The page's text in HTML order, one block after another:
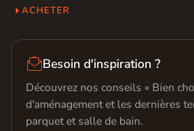
ACHETER
Besoin d'inspiration ?
Découvrez nos conseils « Bien
d'aménagement et les dernières
parquet et salle de bain.